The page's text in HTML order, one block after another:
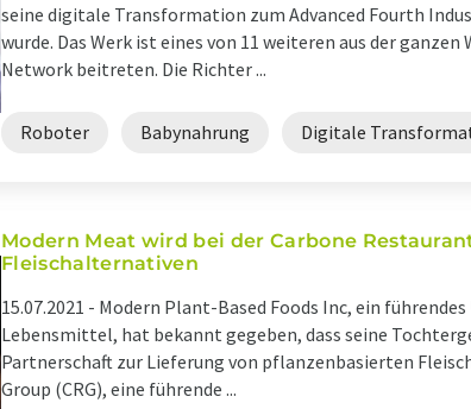
seine digitale Transformation zum Advanced Fourth
wurde. Das Werk ist eines von 11 weiteren aus der
Network beitreten. Die Richter ...
Roboter Babynahrung Digitale
Modern Meat wird bei der Carbone
Fleischalternativen
15.07.2021 - Modern Plant-Based Foods Inc, ein
Lebensmittel, hat bekannt gegeben, dass seine
Partnerschaft zur Lieferung von pflanzenbasierten
Group (CRG), eine führende ...